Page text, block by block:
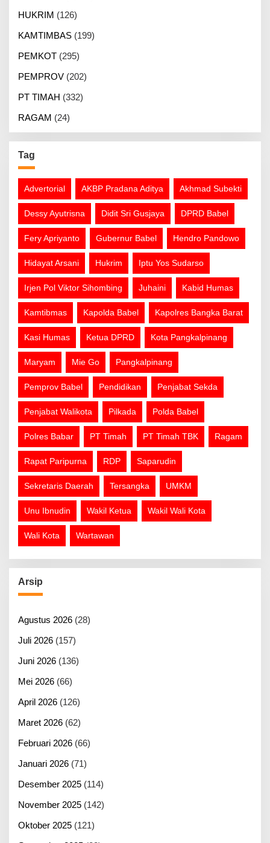
HUKRIM (126)
KAMTIMBAS (199)
PEMKOT (295)
PEMPROV (202)
PT TIMAH (332)
RAGAM (24)
Tag
Advertorial AKBP Pradana Aditya Akhmad Subekti
Dessy Ayutrisna Didit Sri Gusjaya DPRD Babel
Fery Apriyanto Gubernur Babel Hendro Pandowo
Hidayat Arsani Hukrim Iptu Yos Sudarso
Irjen Pol Viktor Sihombing Juhaini Kabid Humas
Kamtibmas Kapolda Babel Kapolres Bangka Barat
Kasi Humas Ketua DPRD Kota Pangkalpinang
Maryam Mie Go Pangkalpinang
Pemprov Babel Pendidikan Penjabat Sekda
Penjabat Walikota Pilkada Polda Babel
Polres Babar PT Timah PT Timah TBK Ragam
Rapat Paripurna RDP Saparudin
Sekretaris Daerah Tersangka UMKM
Unu Ibnudin Wakil Ketua Wakil Wali Kota
Wali Kota Wartawan
Arsip
Agustus 2026 (28)
Juli 2026 (157)
Juni 2026 (136)
Mei 2026 (66)
April 2026 (126)
Maret 2026 (62)
Februari 2026 (66)
Januari 2026 (71)
Desember 2025 (114)
November 2025 (142)
Oktober 2025 (121)